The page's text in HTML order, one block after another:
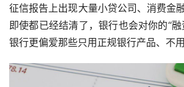
征信报告上出现大量小贷公司、消费金
即使都已经结清了，银行也会对你的“融
银行更偏爱那些只用正规银行产品、不用